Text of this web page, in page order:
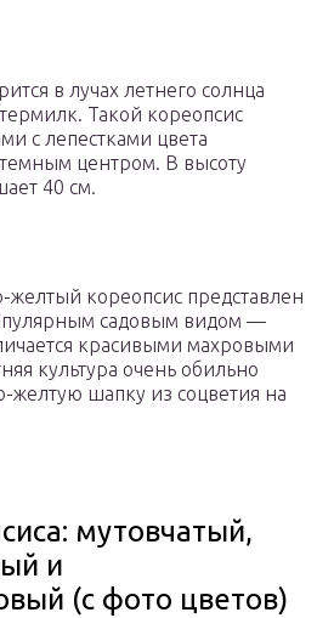
в лучах летнего солнца
Такой кореопсис
с лепестками цвета
центром. В высоту
40 см.
кореопсис представлен
садовым видом —
красивыми махровыми
культура очень обильно
желтую шапку из соцветия на
мутовчатый,
и
(с фото цветов)